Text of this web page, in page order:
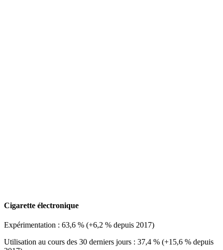
Cigarette électronique
Expérimentation : 63,6 % (+6,2 % depuis 2017)
Utilisation au cours des 30 derniers jours : 37,4 % (+15,6 % depuis